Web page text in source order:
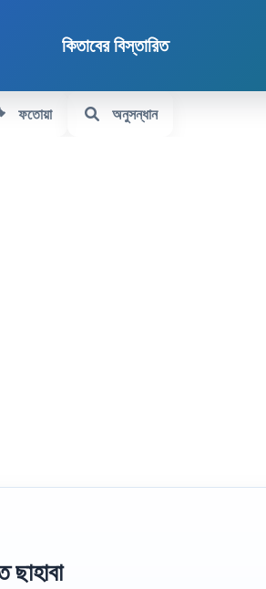
কিতাবের বিস্তারিত
ফতোয়া অনুসন্ধান
ছাহাবা